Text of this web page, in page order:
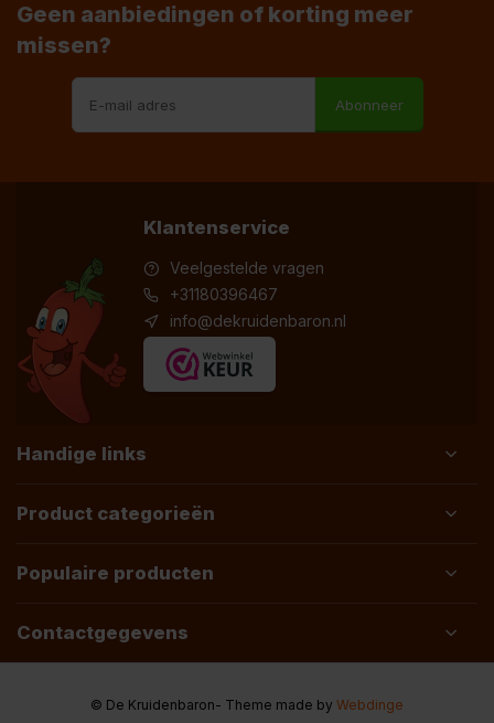
Geen aanbiedingen of korting meer
missen?
Abonneer
Klantenservice
Veelgestelde vragen
+31180396467
info@dekruidenbaron.nl
Handige links
Product categorieën
Populaire producten
Contactgegevens
© De Kruidenbaron- Theme made by Webdinge